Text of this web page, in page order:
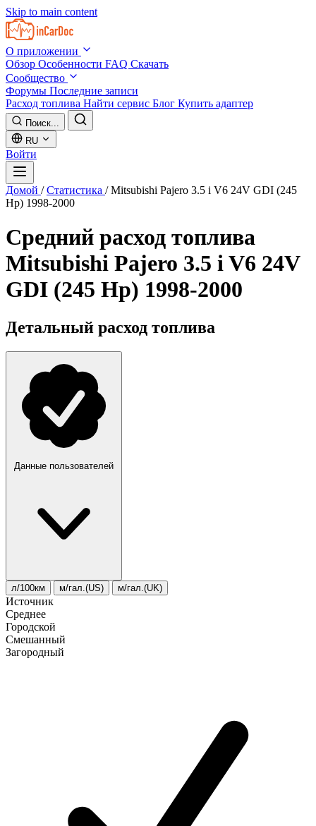
Skip to main content
О приложении
Обзор Особенности FAQ Скачать
Сообщество
Форумы Последние записи
Расход топлива Найти сервис Блог Купить адаптер
Поиск...
RU
Войти
Домой / Статистика / Mitsubishi Pajero 3.5 i V6 24V GDI (245
Hp) 1998-2000
Средний расход топлива
Mitsubishi Pajero 3.5 i V6 24V
GDI (245 Hp) 1998-2000
Детальный расход топлива
Данные пользователей
л/100км м/гал.(US) м/гал.(UK)
Источник
Среднее
Городской
Смешанный
Загородный